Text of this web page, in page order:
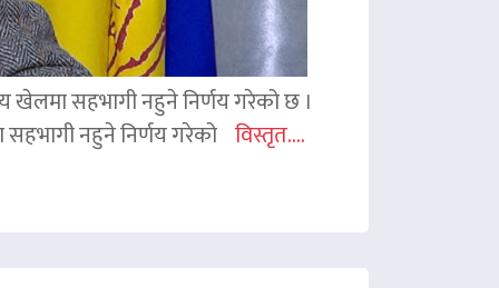
खेलमा सहभागी नहुने निर्णय गरेको छ ।
सहभागी नहुने निर्णय गरेको विस्तृत....